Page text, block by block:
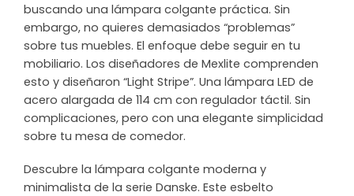
buscando una lámpara colgante práctica. Sin
embargo, no quieres demasiados “problemas”
sobre tus muebles. El enfoque debe seguir en tu
mobiliario. Los diseñadores de Mexlite comprenden
esto y diseñaron “Light Stripe”. Una lámpara LED de
acero alargada de 114 cm con regulador táctil. Sin
complicaciones, pero con una elegante simplicidad
sobre tu mesa de comedor.
Descubre la lámpara colgante moderna y
minimalista de la serie Danske. Este esbelto